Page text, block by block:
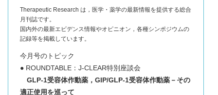
Therapeutic Research は，医学・薬学の最新情報を提供する総合
月刊誌です。
国内外の最新エビデンス情報やオピニオン，各種シンポジウムの
記録等を掲載しています。
今月号のトピック
● ROUNDTABLE：J-CLEAR特別座談会
GLP-1受容体作動薬，GIP/GLP-1受容体作動薬－その
適正使用を巡って